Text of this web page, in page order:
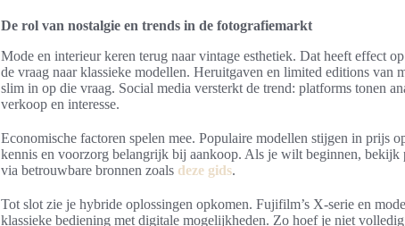
De rol van nostalgie en trends in de fotografiemarkt
Mode en interieur keren terug naar vintage esthetiek. Dat heeft effect
de vraag naar klassieke modellen. Heruitgaven en limited editions van
slim in op die vraag. Social media versterkt de trend: platforms tonen
verkoop en interesse.
Economische factoren spelen mee. Populaire modellen stijgen in prijs
kennis en voorzorg belangrijk bij aankoop. Als je wilt beginnen, bekijk
via betrouwbare bronnen zoals deze gids.
Tot slot zie je hybride oplossingen opkomen. Fujifilm’s X-serie en
klassieke bediening met digitale mogelijkheden. Zo hoef je niet